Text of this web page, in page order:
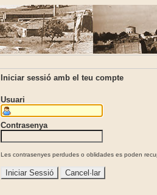
Iniciar sessió amb el teu compte
Usuari
Contrasenya
Les contrasenyes perdudes o oblidades es poden